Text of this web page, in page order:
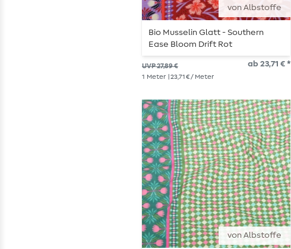
von Albstoffe
Bio Musselin Glatt - Southern
Ease Bloom Drift Rot
UVP 27,89 € ab 23,71 € *
1 Meter | 23,71 € / Meter
von Albstoffe